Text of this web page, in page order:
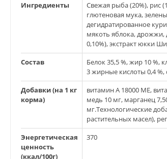
Ингредиенты
Свежая рыба (20%), рис
глютеновая мука,
дегидратированное
мякоть яблока,
0,10%), экстракт юкки
Состав
Белок 35,5 %, жир 10 %,
3 жирные кислоты 0,4
Добавки (на 1 кг
корма)
витамин A 18000 МЕ,
медь 10 мг, марганец
мг.Технологические
растительных масел),
Энергетическая
ценность
(ккал/100г)
370